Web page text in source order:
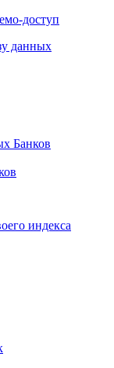
доступ
данных
Банков
индекса